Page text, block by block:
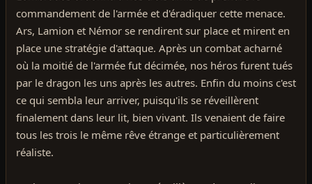
commandement de l'armée et d'éradiquer cette menace.
Ars, Lamion et Némor se rendirent sur place et mirent en
place une stratégie d'attaque. Après un combat acharné
où la moitié de l'armée fut décimée, nos héros furent tués
par le dragon les uns après les autres. Enfin du moins c'est
ce qui sembla leur arriver, puisqu'ils se réveillèrent
finalement dans leur lit, bien vivant. Ils venaient de faire
tous les trois le même rêve étrange et particulièrement
réaliste.